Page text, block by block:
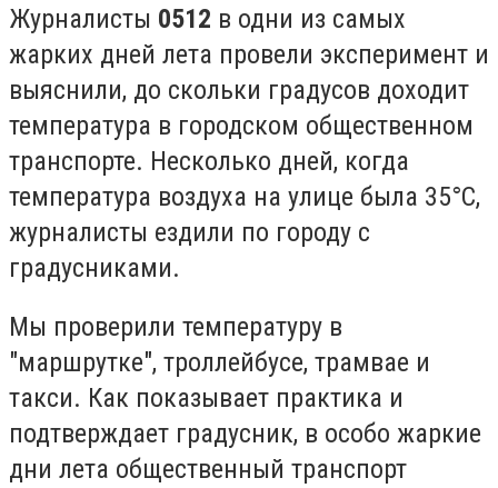
Журналисты 0512 в одни из самых
жарких дней лета провели эксперимент и
выяснили, до скольки градусов доходит
температура в городском общественном
транспорте. Несколько дней, когда
температура воздуха на улице была 35°C,
журналисты ездили по городу с
градусниками.
Мы проверили температуру в
"маршрутке", троллейбусе, трамвае и
такси. Как показывает практика и
подтверждает градусник, в особо жаркие
дни лета общественный транспорт